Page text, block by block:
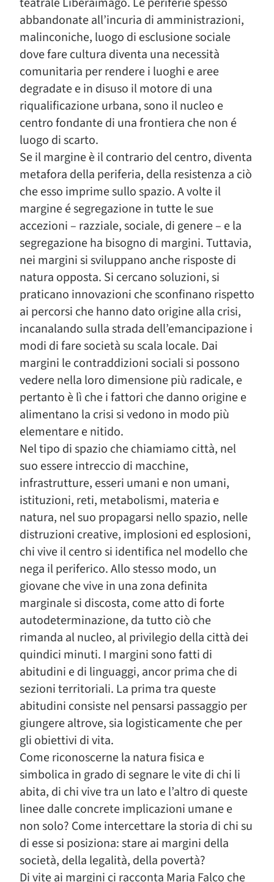
abbandonate all’incuria di amministrazioni,
malinconiche, luogo di esclusione sociale
dove fare cultura diventa una necessità
comunitaria per rendere i luoghi e aree
degradate e in disuso il motore di una
riqualificazione urbana, sono il nucleo e
centro fondante di una frontiera che non é
luogo di scarto.
Se il margine è il contrario del centro, diventa
metafora della periferia, della resistenza a ciò
che esso imprime sullo spazio. A volte il
margine é segregazione in tutte le sue
accezioni – razziale, sociale, di genere – e la
segregazione ha bisogno di margini. Tuttavia,
nei margini si sviluppano anche risposte di
natura opposta. Si cercano soluzioni, si
praticano innovazioni che sconfinano rispetto
ai percorsi che hanno dato origine alla crisi,
incanalando sulla strada dell’emancipazione i
modi di fare società su scala locale. Dai
margini le contraddizioni sociali si possono
vedere nella loro dimensione più radicale, e
pertanto è lì che i fattori che danno origine e
alimentano la crisi si vedono in modo più
elementare e nitido.
Nel tipo di spazio che chiamiamo città, nel
suo essere intreccio di macchine,
infrastrutture, esseri umani e non umani,
istituzioni, reti, metabolismi, materia e
natura, nel suo propagarsi nello spazio, nelle
distruzioni creative, implosioni ed esplosioni,
chi vive il centro si identifica nel modello che
nega il periferico. Allo stesso modo, un
giovane che vive in una zona definita
marginale si discosta, come atto di forte
autodeterminazione, da tutto ciò che
rimanda al nucleo, al privilegio della città dei
quindici minuti. I margini sono fatti di
abitudini e di linguaggi, ancor prima che di
sezioni territoriali. La prima tra queste
abitudini consiste nel pensarsi passaggio per
giungere altrove, sia logisticamente che per
gli obiettivi di vita.
Come riconoscerne la natura fisica e
simbolica in grado di segnare le vite di chi li
abita, di chi vive tra un lato e l’altro di queste
linee dalle concrete implicazioni umane e
non solo? Come intercettare la storia di chi su
di esse si posiziona: stare ai margini della
società, della legalità, della povertà?
Di vite ai margini ci racconta Maria Falco che